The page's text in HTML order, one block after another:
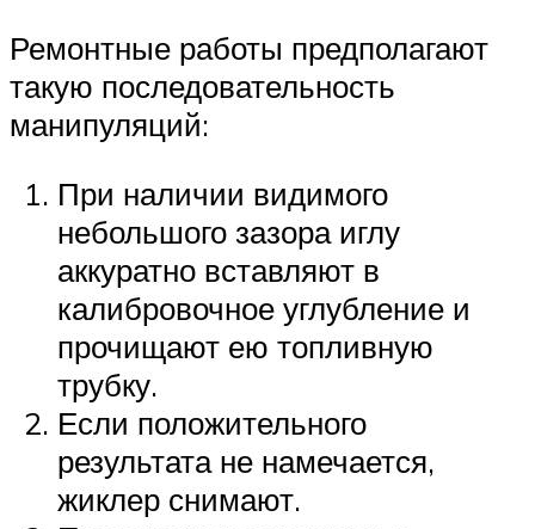
Ремонтные работы предполагают
такую последовательность
манипуляций:
При наличии видимого
небольшого зазора иглу
аккуратно вставляют в
калибровочное углубление и
прочищают ею топливную
трубку.
Если положительного
результата не намечается,
жиклер снимают.